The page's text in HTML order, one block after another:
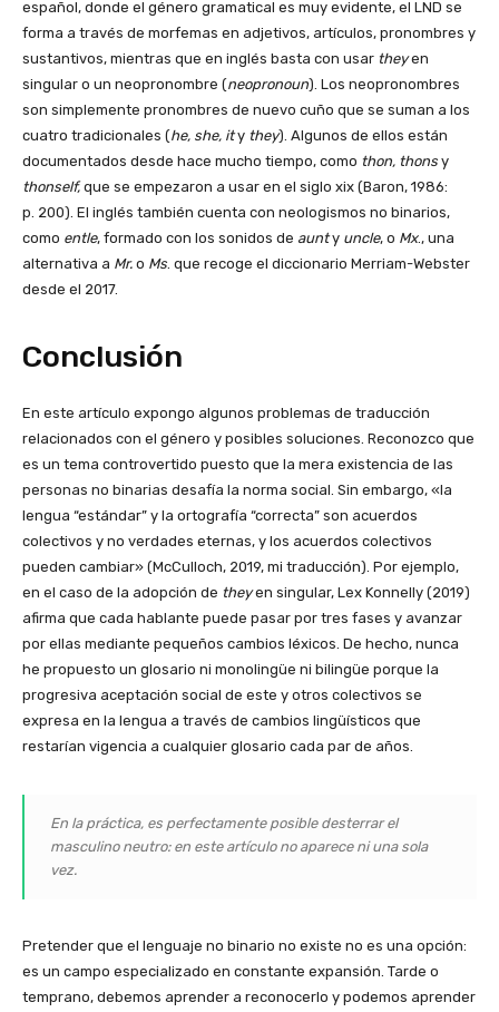
español, donde el género gramatical es muy evidente, el LND se
forma a través de morfemas en adjetivos, artículos, pronombres y
sustantivos, mientras que en inglés basta con usar theyen
singular o un neopronombre (neopronoun). Los neopronombres
son simplemente pronombres de nuevo cuño que se suman a los
cuatro tradicionales (he, she, ity they). Algunos de ellos están
documentados desde hace mucho tiempo, como thon, thons y
thonself,que se empezaron a usar en el siglo xix (Baron, 1986:
p. 200). El inglés también cuenta con neologismos no binarios,
como entle, formado con los sonidos de aunty uncle, o Mx., una
alternativa a Mr. o Ms . que recoge el diccionario Merriam-Webster
desde el 2017.
Conclusión
En este artículo expongo algunos problemas de traducción
relacionados con el género y posibles soluciones. Reconozco que
es un tema controvertido puesto que la mera existencia de las
personas no binarias desafía la norma social. Sin embargo, «la
lengua “estándar” y la ortografía “correcta” son acuerdos
colectivos y no verdades eternas, y los acuerdos colectivos
pueden cambiar» (McCulloch, 2019, mi traducción). Por ejemplo,
en el caso de la adopción de theyen singular, Lex Konnelly (2019)
afirma que cada hablante puede pasar por tres fases y avanzar
por ellas mediante pequeños cambios léxicos. De hecho, nunca
he propuesto un glosario ni monolingüe ni bilingüe porque la
progresiva aceptación social de este y otros colectivos se
expresa en la lengua a través de cambios lingüísticos que
restarían vigencia a cualquier glosario cada par de años.
En la práctica, es perfectamente posible desterrar el
masculino neutro: en este artículo no aparece ni una sola
vez.
Pretender que el lenguaje no binario no existe no es una opción:
es un campo especializado en constante expansión. Tarde o
temprano, debemos aprender a reconocerlo y podemos aprender